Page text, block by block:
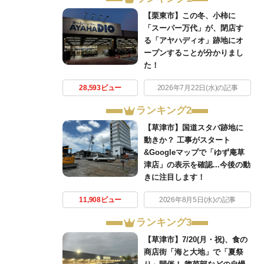
【栗東市】この冬、小柿に
「スーパー万代」が、閉店す
る「アヤハディオ」跡地にオ
ープンすることが分かりまし
た！
28,593ビュー 2026年7月22日(水)の記事
ランキング2
【草津市】国道スタバ跡地に
動きか？ 工事がスタート
&Googleマップで「ゆず庵草
津店」の表示を確認...今後の動
きに注目します！
11,908ビュー 2026年8月5日(水)の記事
ランキング3
【草津市】7/20(月・祝)、食の
商店街「海と大地」で「夏祭